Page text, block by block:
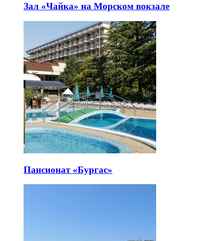
Зал «Чайка» на Морском вокзале
Пансионат «Бургас»